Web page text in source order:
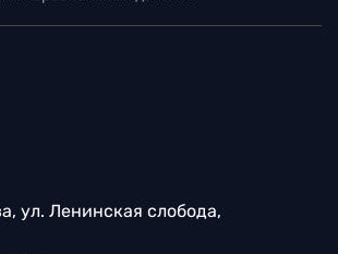
ул. Ленинская слобода,